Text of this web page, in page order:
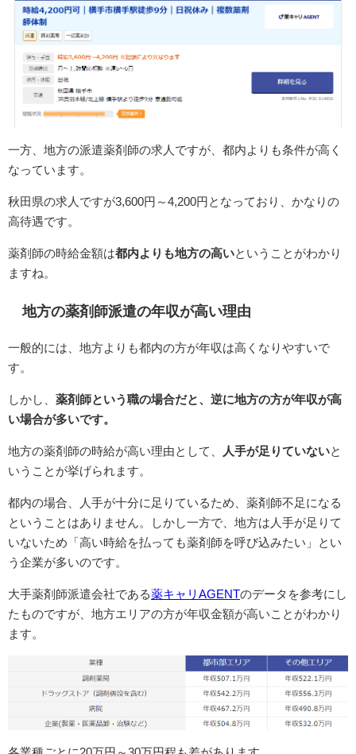
一方、地方の派遣薬剤師の求人ですが、都内よりも条件が高く
なっています。
秋田県の求人ですが3,600円～4,200円となっており、かなりの
高待遇です。
薬剤師の時給金額は都内よりも地方の高い ということがわかり
ますね。
地方の薬剤師派遣の年収が高い理由
一般的には、地方よりも都内の方が年収は高くなりやすいで
す。
しかし、 薬剤師という職の場合だと、逆に地方の方が年収が高
い場合が多いです。
地方の薬剤師の時給が高い理由として、 人手が足りていない と
いうことが挙げられます。
都内の場合、人手が十分に足りているため、薬剤師不足になる
ということはありません。しかし一方で、地方は人手が足りて
いないため「高い時給を払っても薬剤師を呼び込みたい」とい
う企業が多いのです。
大手薬剤師派遣会社である薬キャリAGENTのデータを参考にし
たものですが、地方エリアの方が年収金額が高いことがわかり
ます。